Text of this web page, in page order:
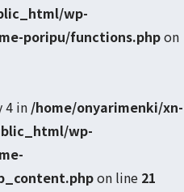
wp-
poripu/functions.phpon
4 in /home/onyarimenki/xn-
wp-
on line 21